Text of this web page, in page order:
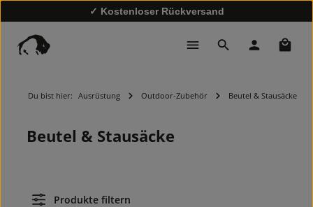
✓ Kostenloser Rückversand
Du bist hier: Ausrüstung Outdoor-Zubehör Beutel & Stausäcke
Beutel & Stausäcke
Produkte filtern